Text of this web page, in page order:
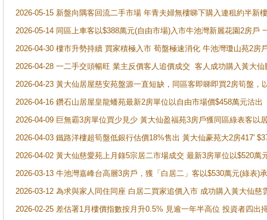
2026-05-15 新盤向隅客回流二手市場 年青夫婦無樓睇下購入連租約半新
2026-05-14 同區上車客以$388萬元(自由市場)入市牛池灣新麗花園2房戶
2026-04-30 樓市升勢持續 買家積極入市 荀盤極速消化 牛池灣瓊山苑2房
2026-04-28 一二手交頭暢旺 業主反價客人追價成交 客人成功購入黃大
2026-04-23 黃大仙居屋慈安苑盤源一直短缺，同區客即睇即買2房筍盤，
2026-04-16 鑽石山居屋皇龍蟠苑最新2房單位以自由市場價$458萬元沽出
2026-04-09 巨無霸3房單位買少見少 黃大仙盈福苑3房戶獲同區綠表客以
2026-04-03 鐵路洋樓超筍盤低銀行估價18%售出 黃大仙豪苑大2房417'
2026-04-02 黃大仙慈愛苑上月錄5宗居二市場成交 最新3房單位以$520萬
2026-03-13 牛池灣嘉峰台高層3房戶，獲「白居二」客以$530萬元(綠表)
2026-03-12 為求與家人同住同座 白居二買家追價入市 成功購入黃大仙
2026-02-25 差估署1月樓價指數按月升0.5% 見逾一年半高位 投資者四